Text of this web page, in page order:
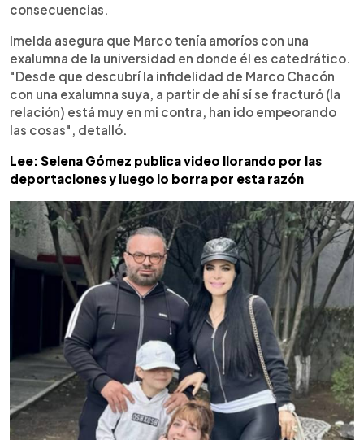
consecuencias.
Imelda asegura que Marco tenía amoríos con una
exalumna de la universidad en donde él es catedrático.
"Desde que descubrí la infidelidad de Marco Chacón
con una exalumna suya, a partir de ahí sí se fracturó (la
relación) está muy en mi contra, han ido empeorando
las cosas", detalló.
Lee: Selena Gómez publica video llorando por las
deportaciones y luego lo borra por esta razón